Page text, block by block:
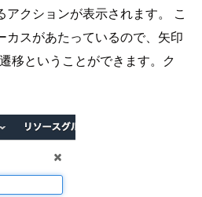
クションが表示されます。 こ
カスがあたっているので、矢印
移ということができます。ク